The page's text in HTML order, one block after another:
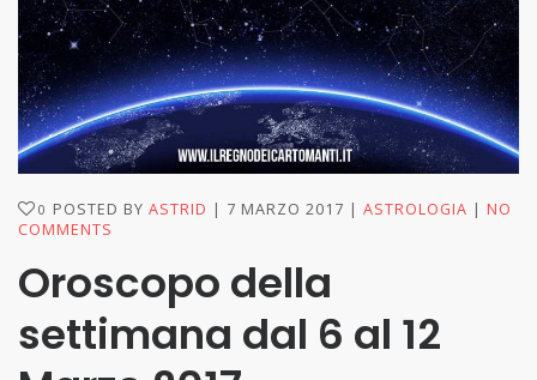
0 POSTED BY ASTRID 7 MARZO 2017 ASTROLOGIA
NO
COMMENTS
Oroscopo della
settimana dal 6 al 12